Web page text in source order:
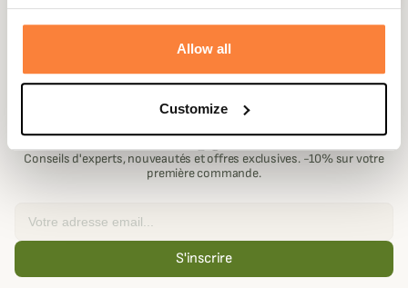
Allow all
Customize
Rejoignez la communauté
Champgrand
Conseils d'experts, nouveautés et offres exclusives. -10% sur votre
première commande.
S'inscrire